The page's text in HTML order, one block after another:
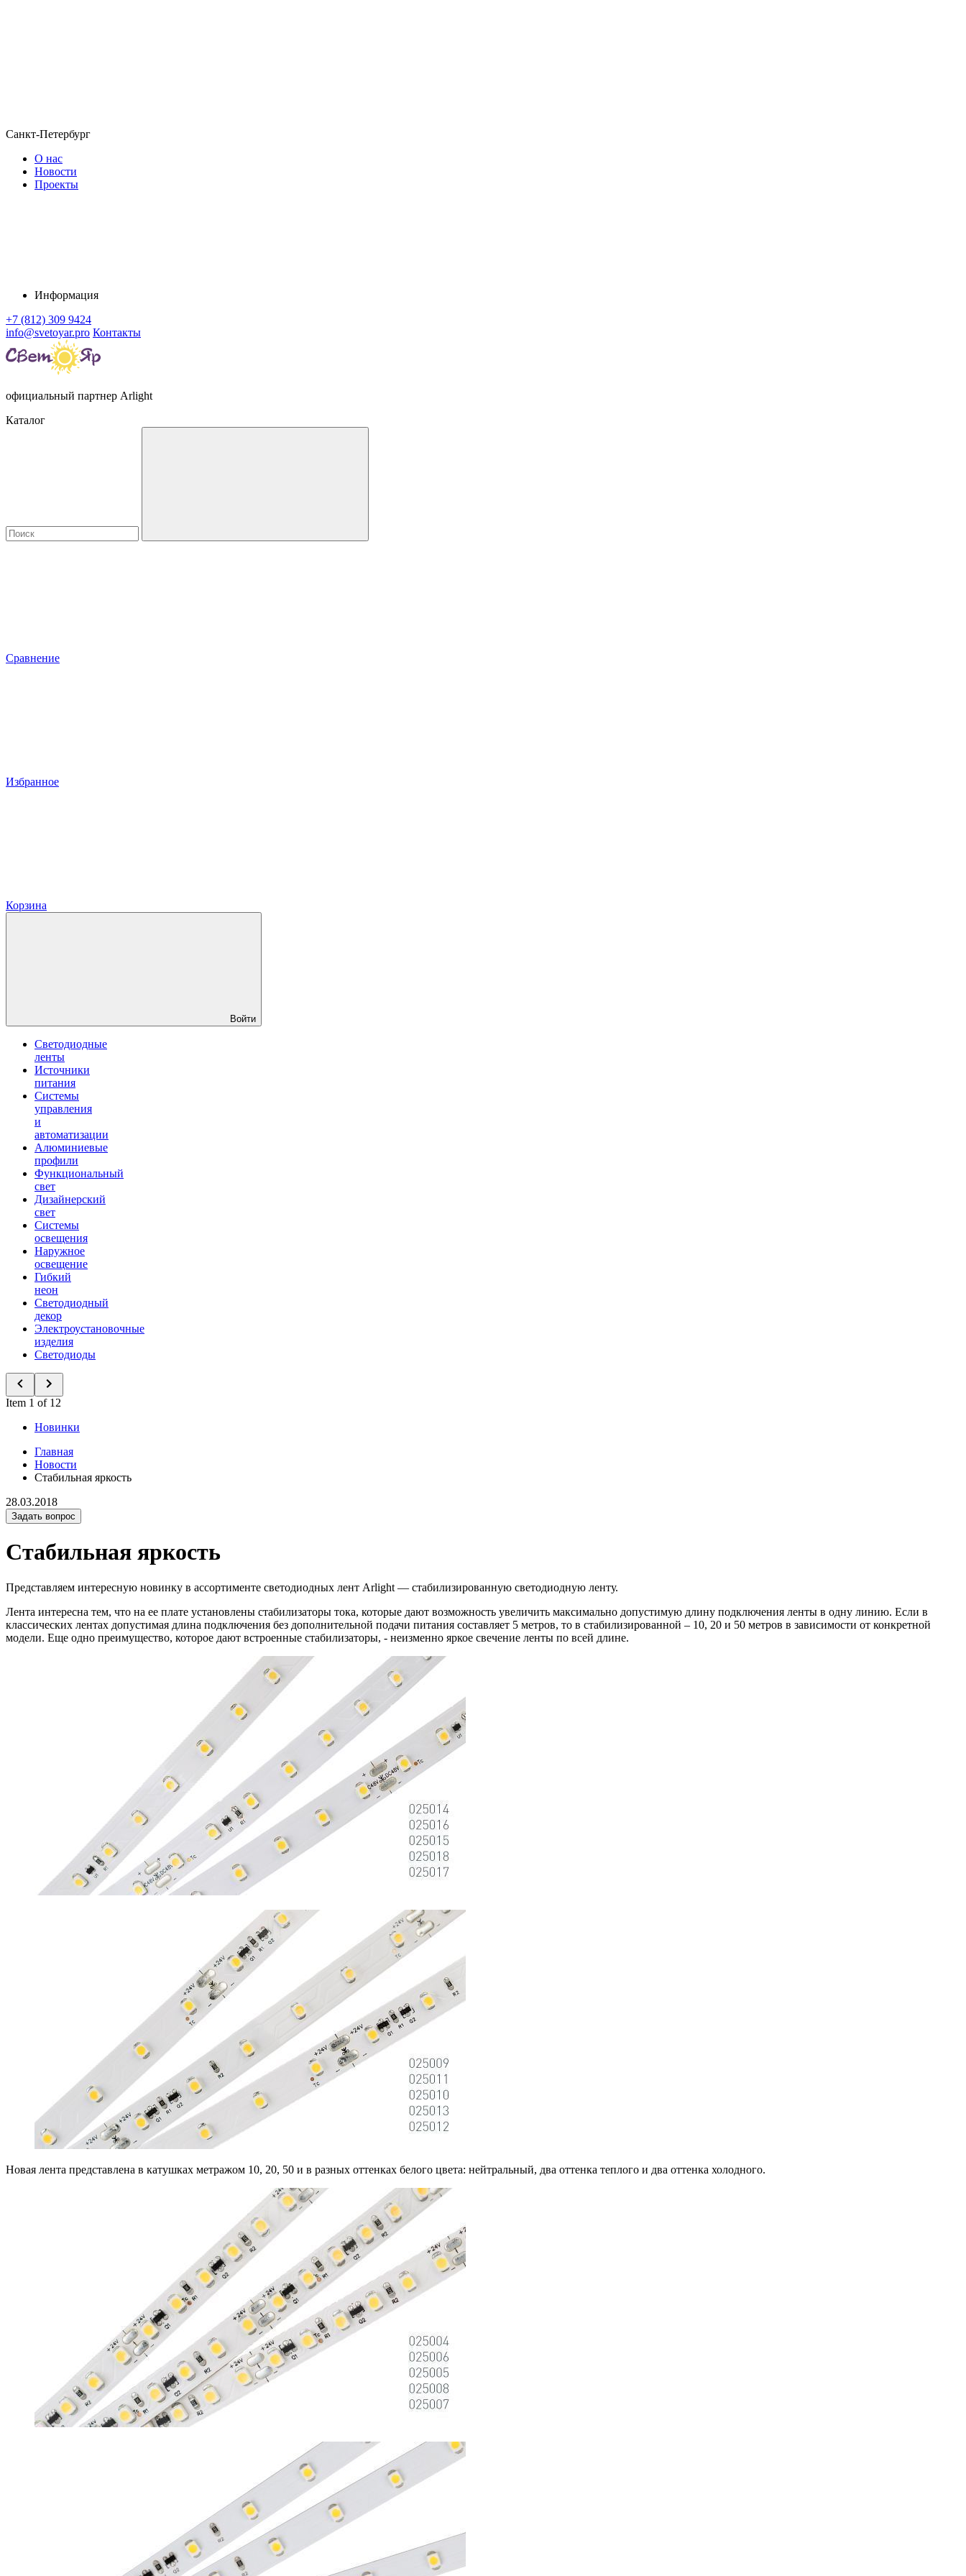
Санкт-Петербург
О нас
Новости
Проекты
Информация
+7 (812) 309 9424
info@svetoyar.pro Контакты
официальный партнер Arlight
Каталог
Сравнение
Избранное
Корзина
Войти
Светодиодные
ленты
Источники
питания
Системы
управления
и
автоматизации
Алюминиевые
профили
Функциональный
свет
Дизайнерский
свет
Системы
освещения
Наружное
освещение
Гибкий
неон
Светодиодный
декор
Электроустановочные
изделия
Светодиоды
Item 1 of 12
Новинки
Главная
Новости
Стабильная яркость
28.03.2018
Задать вопрос
Стабильная яркость
Представляем интересную новинку в ассортименте светодиодных лент Arlight — стабилизированную светодиодную ленту.
Лента интересна тем, что на ее плате установлены стабилизаторы тока, которые дают возможность увеличить максимально допустимую длину подключения ленты в одну линию. Если в
классических лентах допустимая длина подключения без дополнительной подачи питания составляет 5 метров, то в стабилизированной – 10, 20 и 50 метров в зависимости от конкретной
модели. Еще одно преимущество, которое дают встроенные стабилизаторы, - неизменно яркое свечение ленты по всей длине.
Новая лента представлена в катушках метражом 10, 20, 50 и в разных оттенках белого цвета: нейтральный, два оттенка теплого и два оттенка холодного.